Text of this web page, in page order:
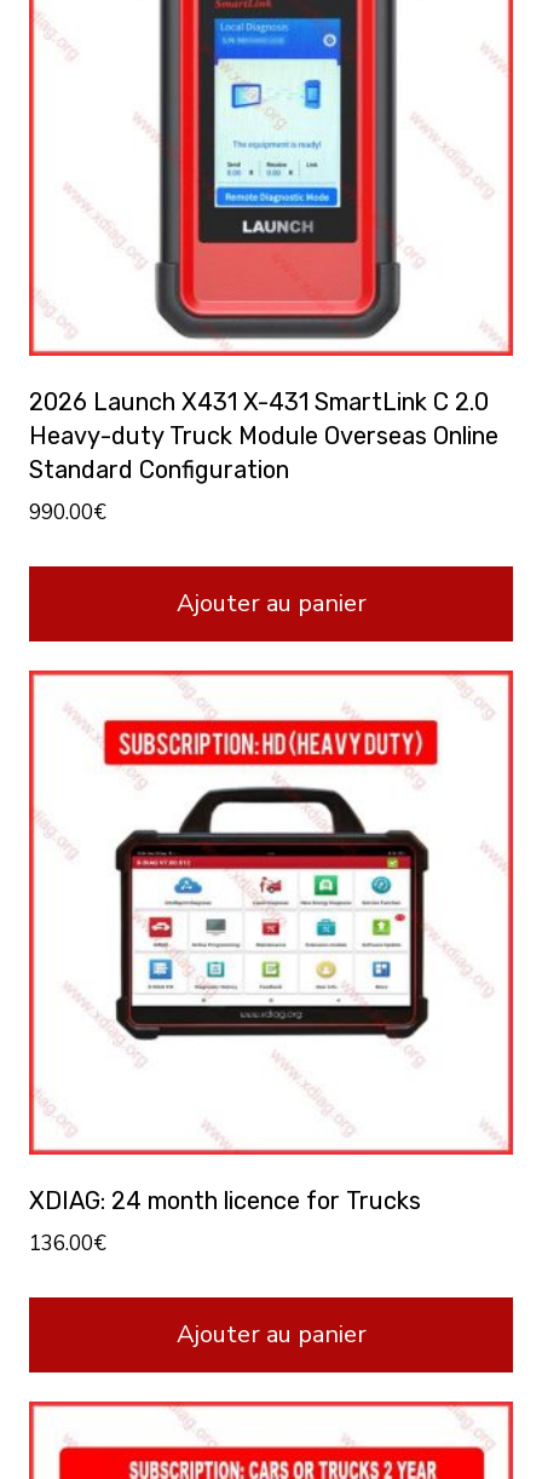
2026 Launch X431 X-431 SmartLink C 2.0
Heavy-duty Truck Module Overseas Online
Standard Configuration
990.00€
Ajouter au panier
XDIAG: 24 month licence for Trucks
136.00€
Ajouter au panier